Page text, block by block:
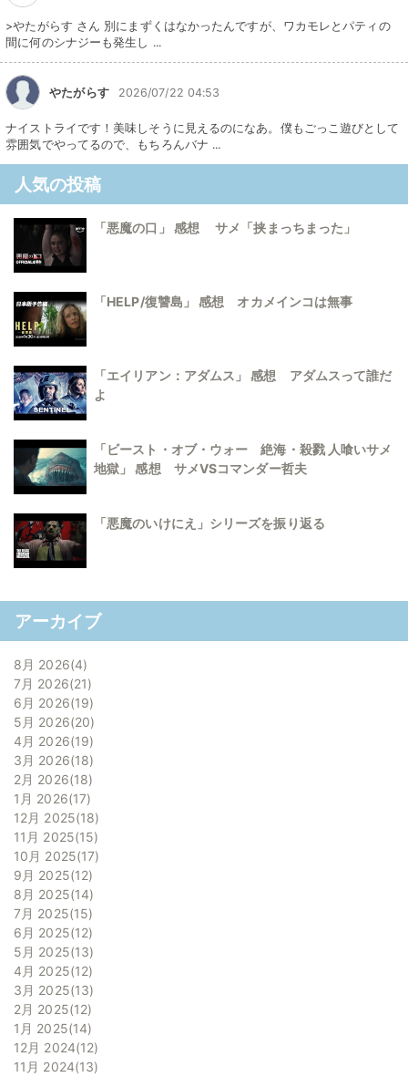
>やたがらす さん 別にまずくはなかったんですが、ワカモレとパティの
間に何のシナジーも発生し ...
やたがらす 2026/07/22 04:53
ナイストライです！美味しそうに見えるのになあ。僕もごっこ遊びとして
雰囲気でやってるので、もちろんバナ ...
人気の投稿
「悪魔の口」 感想 サメ「挟まっちまった」
「HELP/復讐島」 感想 オカメインコは無事
「エイリアン：アダムス」 感想 アダムスって誰だ
よ
「ビースト・オブ・ウォー 絶海・殺戮 人喰いサメ
地獄」 感想 サメVSコマンダー哲夫
「悪魔のいけにえ」シリーズを振り返る
アーカイブ
8月 2026 4
7月 2026 21
6月 2026 19
5月 2026 20
4月 2026 19
3月 2026 18
2月 2026 18
1月 2026 17
12月 2025 18
11月 2025 15
10月 2025 17
9月 2025 12
8月 2025 14
7月 2025 15
6月 2025 12
5月 2025 13
4月 2025 12
3月 2025 13
2月 2025 12
1月 2025 14
12月 2024 12
11月 2024 13